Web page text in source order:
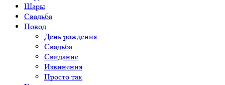
Шары
Свадьба
Повод
День рождения
Свадьба
Свидание
Извинения
Просто так